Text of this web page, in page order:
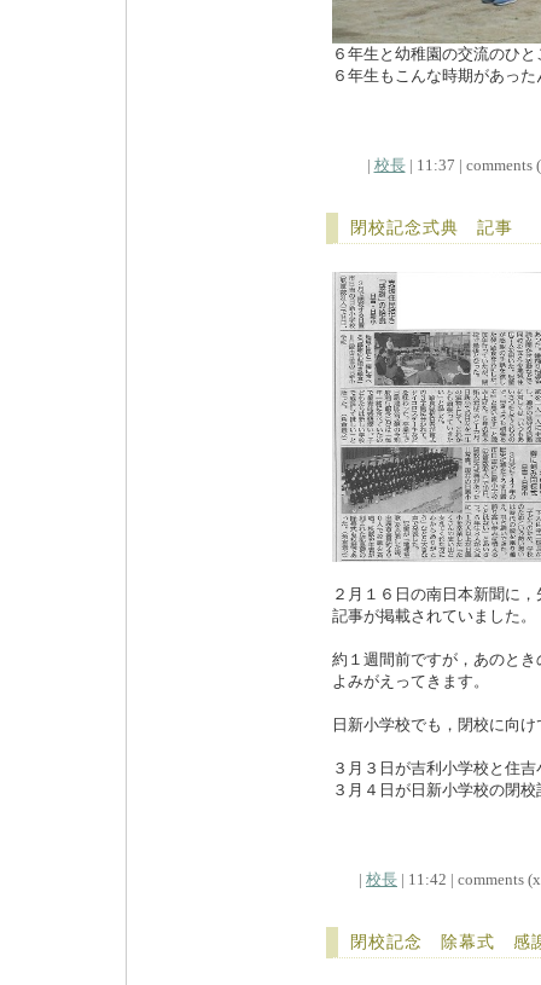
６年生と幼稚園の交流のひと
６年生もこんな時期があった
| 校長| 11:37 | comments
閉校記念式典 記事
２月１６日の南日本新聞に
記事が掲載されていました。
約１週間前ですが，あのと
よみがえってきます。
日新小学校でも，閉校に向
３月３日が吉利小学校と住吉
３月４日が日新小学校の閉
| 校長 | 11:42 | comments
閉校記念 除幕式 感